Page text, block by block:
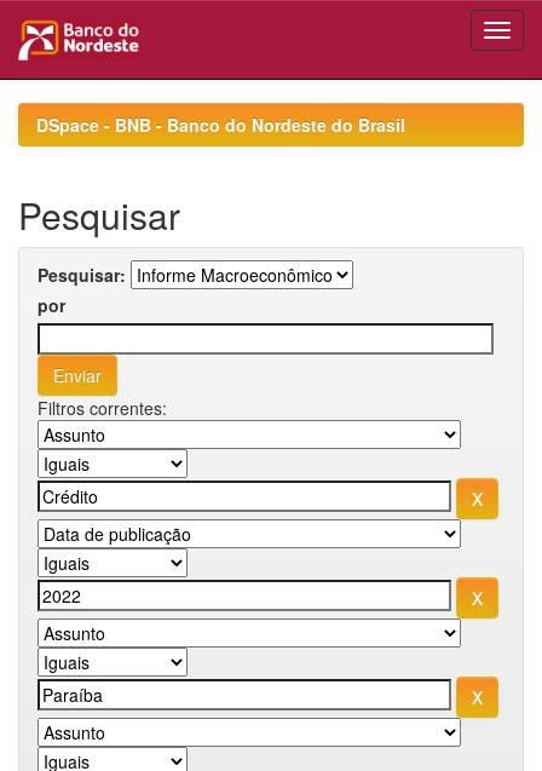
navigationDSpace - BNB - Banco do Nordeste do Brasil
Pesquisar
Pesquisar:
por
Filtros correntes: